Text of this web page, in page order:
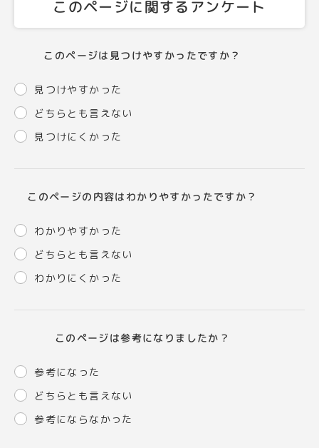
このページに関するアンケート
このページは見つけやすかったですか？
見つけやすかった
どちらとも言えない
見つけにくかった
このページの内容はわかりやすかったですか？
わかりやすかった
どちらとも言えない
わかりにくかった
このページは参考になりましたか？
参考になった
どちらとも言えない
参考にならなかった